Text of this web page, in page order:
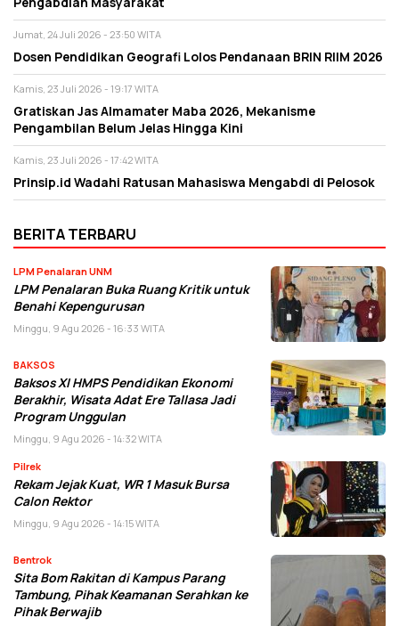
Jumat, 24 Juli 2026 - 23:50 WITA
Dosen Pendidikan Geografi Lolos Pendanaan BRIN RIIM 2026
Kamis, 23 Juli 2026 - 19:17 WITA
Gratiskan Jas Almamater Maba 2026, Mekanisme
Pengambilan Belum Jelas Hingga Kini
Kamis, 23 Juli 2026 - 17:42 WITA
Prinsip.id Wadahi Ratusan Mahasiswa Mengabdi di Pelosok
BERITA TERBARU
LPM Penalaran UNM
LPM Penalaran Buka Ruang Kritik untuk
Benahi Kepengurusan
Minggu, 9 Agu 2026 - 16:33 WITA
BAKSOS
Baksos XI HMPS Pendidikan Ekonomi
Berakhir, Wisata Adat Ere Tallasa Jadi
Program Unggulan
Minggu, 9 Agu 2026 - 14:32 WITA
Pilrek
Rekam Jejak Kuat, WR 1 Masuk Bursa
Calon Rektor
Minggu, 9 Agu 2026 - 14:15 WITA
Bentrok
Sita Bom Rakitan di Kampus Parang
Tambung, Pihak Keamanan Serahkan ke
Pihak Berwajib